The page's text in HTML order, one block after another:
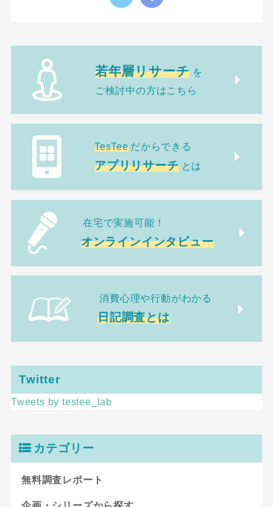
若年層リサーチ を
ご検討中の方はこちら
TesTee だからできる
アプリリサーチ とは
在宅で実施可能！
オンラインインタビュー
消費心理や行動がわかる
日記調査とは
Twitter
Tweets by testee_lab
カテゴリー
無料調査レポート